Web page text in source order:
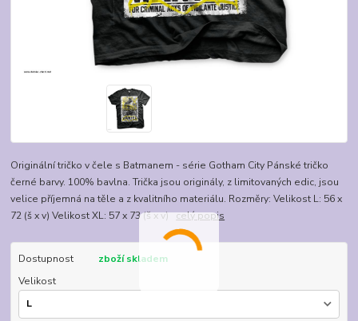
Originální tričko v čele s Batmanem - série Gotham City Pánské tričko
černé barvy. 100% bavlna. Trička jsou originály, z limitovaných edic, jsou
velice příjemná na těle a z kvalitního materiálu. Rozměry: Velikost L: 56 x
72 (š x v) Velikost XL: 57 x 73 (š x v)celý popis
Dostupnost
zboží skladem
Velikost